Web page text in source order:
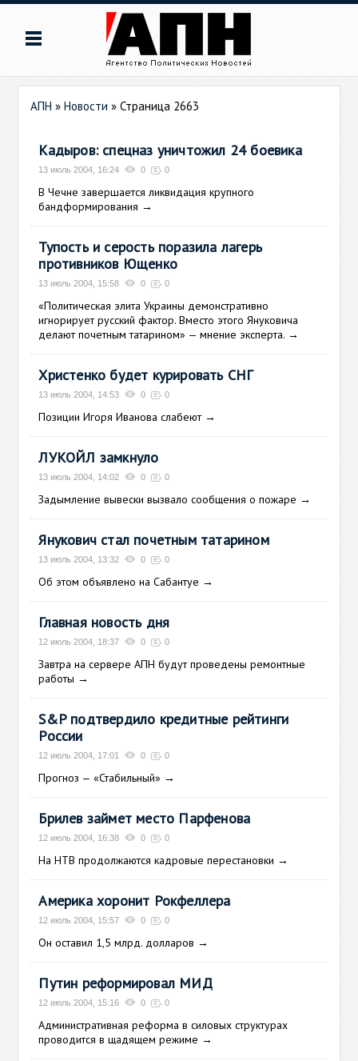
АПН »Новости » Страница 2663
Кадыров: спецназ уничтожил 24 боевика
13 июль 2004, 16:24 0 0
В Чечне завершается ликвидация крупного
бандформирования →
Тупость и серость поразила лагерь
противников Ющенко
13 июль 2004, 15:58 0 0
«Политическая элита Украины демонстративно
игнорирует русский фактор. Вместо этого Януковича
делают почетным татарином» — мнение эксперта. →
Христенко будет курировать СНГ
13 июль 2004, 14:53 0 0
Позиции Игоря Иванова слабеют→
ЛУКОЙЛ замкнуло
13 июль 2004, 14:02 0 0
Задымление вывески вызвало сообщения о пожаре →
Янукович стал почетным татарином
13 июль 2004, 13:32 0 0
Об этом объявлено на Сабантуе →
Главная новость дня
12 июль 2004, 18:37 0 0
Завтра на сервере АПН будут проведены ремонтные
работы →
S&P подтвердило кредитные рейтинги
России
12 июль 2004, 17:01 0 0
Прогноз — «Стабильный» →
Брилев займет место Парфенова
12 июль 2004, 16:38 0 0
На НТВ продолжаются кадровые перестановки →
Америка хоронит Рокфеллера
12 июль 2004, 15:57 0 0
Он оставил 1,5 млрд. долларов →
Путин реформировал МИД
12 июль 2004, 15:16 0 0
Административная реформа в силовых структурах
проводится в щадящем режиме →